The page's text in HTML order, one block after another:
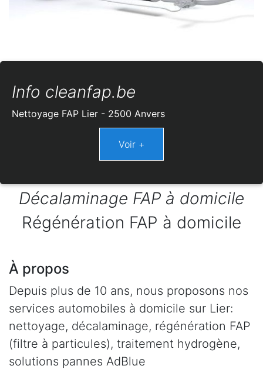
Info cleanfap.be
Nettoyage FAP Lier - 2500 Anvers
Décalaminage FAP à domicile
Régénération FAP à domicile
À propos
Depuis plus de 10 ans, nous proposons nos
services automobiles à domicile sur Lier:
nettoyage, décalaminage, régénération FAP
(filtre à particules), traitement hydrogène,
solutions pannes AdBlue